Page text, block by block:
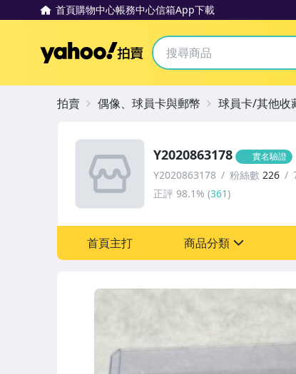
首頁購物中心帳務中心信箱App下載
Yahoo拍賣
Y2020863178 實名驗證
Y2020863178 粉絲數 226
正評 98.1% (361)
首頁主打 商品分類
拍賣 偶像、球員卡與郵幣 球員卡/其他收